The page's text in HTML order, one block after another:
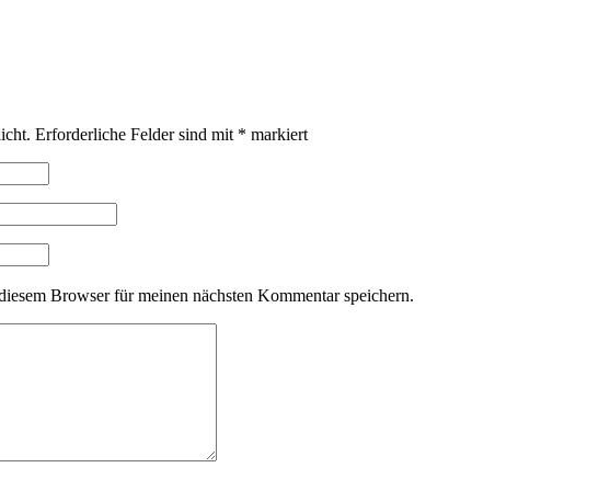
Erforderliche Felder sind mit * markiert
Browser für meinen nächsten Kommentar speichern.